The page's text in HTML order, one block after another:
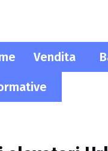
Vendita